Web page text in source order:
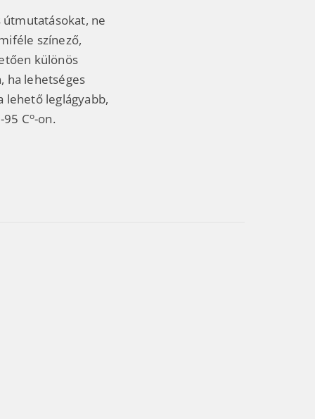
útmutatásokat, ne
színező,
különös
ha lehetséges
lehető leglágyabb,
Co-on.